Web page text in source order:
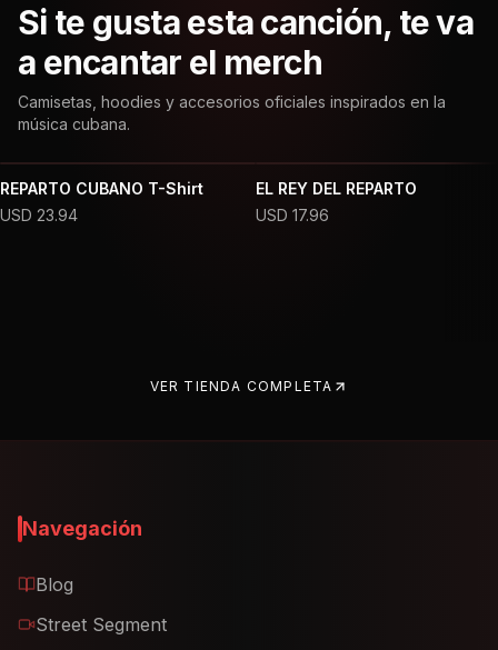
Si te gusta esta canción, te va
a encantar el merch
Camisetas, hoodies y accesorios oficiales inspirados en la
música cubana.
REPARTO CUBANO T-Shirt
USD 23.94
EL REY DEL REPARTO
USD 17.96
VER TIENDA COMPLETA
Navegación
Blog
Street Segment